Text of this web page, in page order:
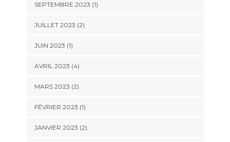
SEPTEMBRE 2023 (1)
JUILLET 2023 (2)
JUIN 2023 (1)
AVRIL 2023 (4)
MARS 2023 (2)
FÉVRIER 2023 (1)
JANVIER 2023 (2)